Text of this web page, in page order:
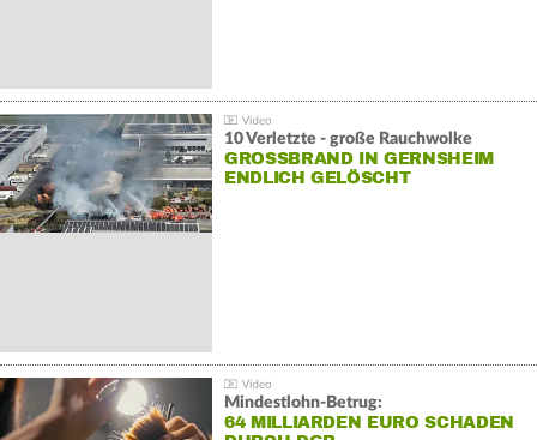
10 Verletzte - große Rauchwolke
GROSSBRAND IN GERNSHEIM E
NDLICH GELÖSCHT
Mindestlohn-Betrug:
64 MILLIARDEN EURO SCHADEN